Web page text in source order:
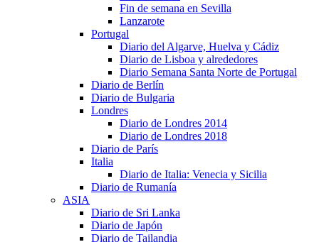
Fin de semana en Sevilla
Lanzarote
Portugal
Diario del Algarve, Huelva y Cádiz
Diario de Lisboa y alrededores
Diario Semana Santa Norte de Portugal
Diario de Berlín
Diario de Bulgaria
Londres
Diario de Londres 2014
Diario de Londres 2018
Diario de París
Italia
Diario de Italia: Venecia y Sicilia
Diario de Rumanía
ASIA
Diario de Sri Lanka
Diario de Japón
Diario de Tailandia